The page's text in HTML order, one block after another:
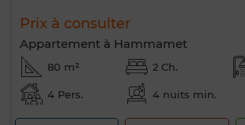
Prix à consulter
Appartement à Hammamet
80 m² 2 Ch.
4 Pers. 4 nuits min.